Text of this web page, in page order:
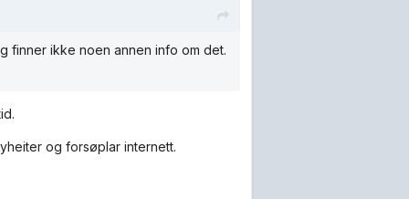
finner ikke noen annen info om det.
og forsøplar internett.